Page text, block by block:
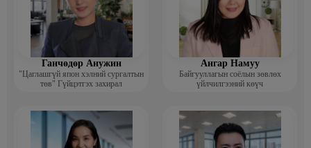
Ганчөдөр Анужин
"Цаглашгүй япон хэлний сургалтын
төв" Гүйцэтгэх захирал
Ангар Намуу
Байгууллагын соёлын зөвлөх
үйлчилгээний көүч